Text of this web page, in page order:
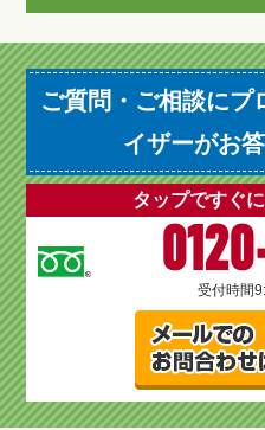
ご質問・ご相談にプ
イザーがお
タップですぐ
受付時間